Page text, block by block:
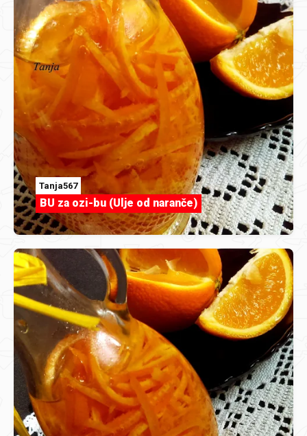
Tanja567
BU za ozi-bu (Ulje od naranče)